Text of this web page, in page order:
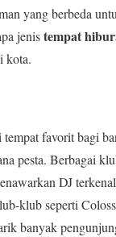
yang berbeda
jenistempat
kota.
tempat favorit bagi
pesta. Berbagai
DJ
klub seperti
banyak